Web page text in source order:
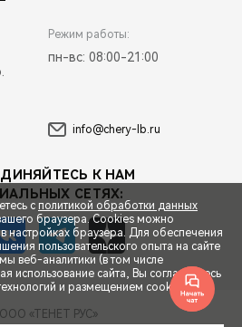
Режим работы:
пн-вс: 08:00-21:00
info@chery-lb.ru
К НАМ
СЕТЯХ:
«ТЕНЕТ РУС»
с политикой обработки данных
браузера. Cookies можно
настройках браузера. Для обеспечения
пользовательского опыта на сайте
веб-аналитики (в том числе
использование сайта, Вы соглашаетесь
и размещением cookie-